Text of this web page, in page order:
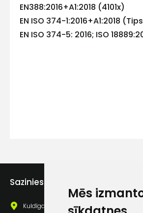
Mēs
EN388:2016+A1:2018 (4101x)
EN ISO 374-1:2016+A1:2018
EN ISO 374-5: 2016; ISO
Sazinies ar mums
Kuldīgas iela 69a, Saldus, Saldus nov., LV